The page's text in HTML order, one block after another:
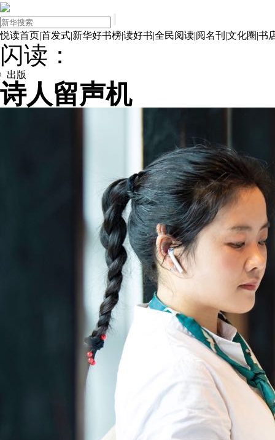
悦读首页|首发式|新华好书榜|读好书|全民阅读|阅名刊 |文化圈|书
闪读：
诗人留声机